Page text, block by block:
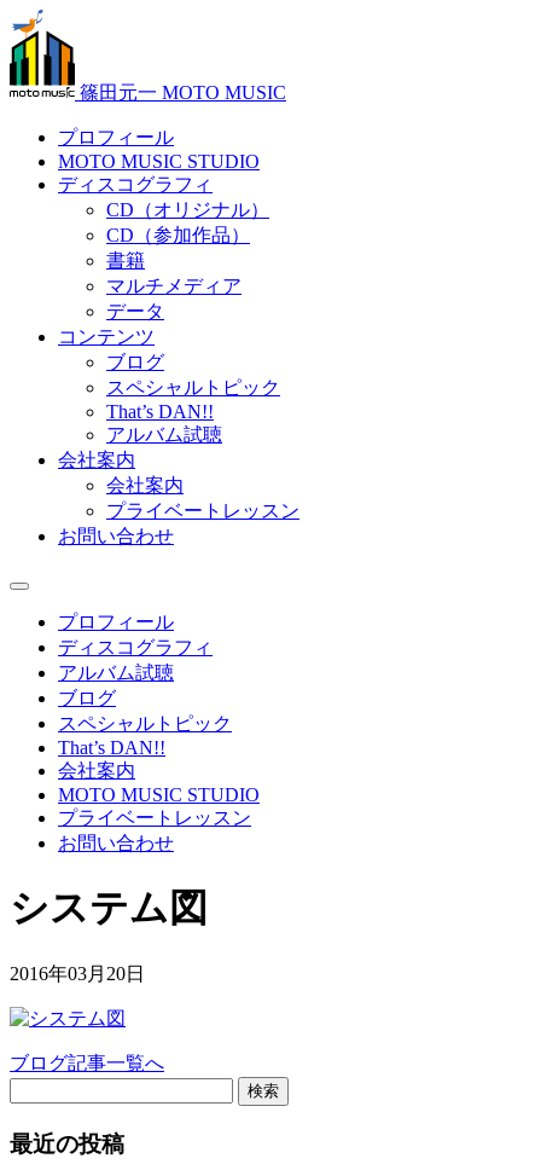
篠田元一 MOTO MUSIC
プロフィール
MOTO MUSIC STUDIO
ディスコグラフィ
CD（オリジナル）
CD（参加作品）
書籍
マルチメディア
データ
コンテンツ
ブログ
スペシャルトピック
That’s DAN!!
アルバム試聴
会社案内
会社案内
プライベートレッスン
お問い合わせ
プロフィール
ディスコグラフィ
アルバム試聴
ブログ
スペシャルトピック
That’s DAN!!
会社案内
MOTO MUSIC STUDIO
プライベートレッスン
お問い合わせ
システム図
2016年03月20日
ブログ記事一覧へ
検索
最近の投稿